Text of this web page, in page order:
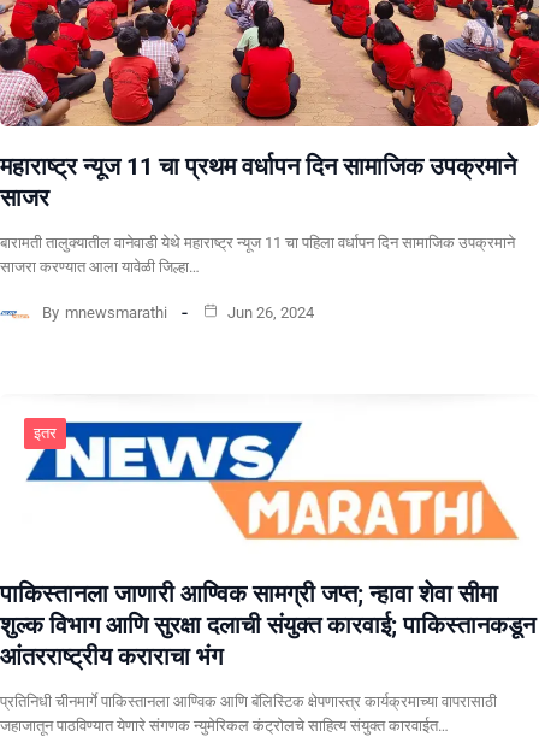
महाराष्ट्र न्यूज 11 चा प्रथम वर्धापन दिन सामाजिक उपक्रमाने
साजर
बारामती तालुक्यातील वानेवाडी येथे महाराष्ट्र न्यूज 11 चा पहिला वर्धापन दिन सामाजिक उपक्रमाने
साजरा करण्यात आला यावेळी जिल्हा…
By mnewsmarathi Jun 26, 2024
इतर
पाकिस्तानला जाणारी आण्विक सामग्री जप्त; न्हावा शेवा सीमा
शुल्क विभाग आणि सुरक्षा दलाची संयुक्त कारवाई; पाकिस्तानकडून
आंतरराष्ट्रीय कराराचा भंग
प्रतिनिधी चीनमार्गे पाकिस्तानला आण्विक आणि बॅलिस्टिक क्षेपणास्त्र कार्यक्रमाच्या वापरासाठी
जहाजातून पाठविण्यात येणारे संगणक न्युमेरिकल कंट्रोलचे साहित्य संयुक्त कारवाईत…